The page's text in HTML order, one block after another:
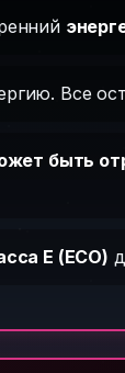
Все
быть
E (ECO)